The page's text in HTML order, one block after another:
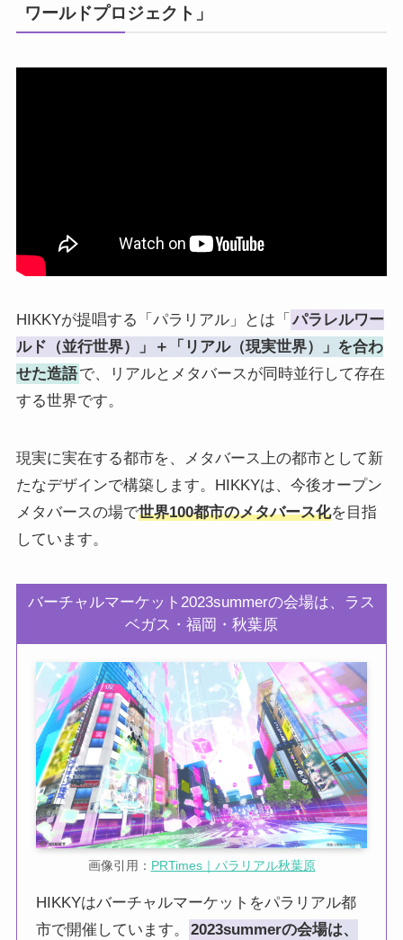
ワールドプロジェクト」
HIKKYが提唱する「パラリアル」とは「 パラレルワー
ルド（並行世界）」＋「リアル（現実世界）」を合わ
せた造語で、リアルとメタバースが同時並行して存在
する世界です。
現実に実在する都市を、メタバース上の都市として新
たなデザインで構築します。HIKKYは、今後オープン
メタバースの場で世界100都市のメタバース化を目指
しています。
バーチャルマーケット2023summerの会場は、ラス
ベガス・福岡・秋葉原
画像引用： PRTimes｜パラリアル秋葉原
HIKKYはバーチャルマーケットをパラリアル都
市で開催しています。
2023summerの会場は、